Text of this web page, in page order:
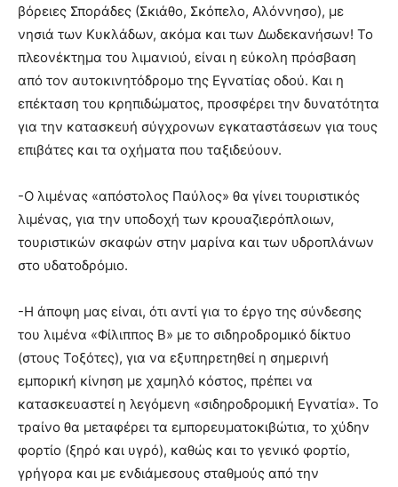
βόρειες Σποράδες (Σκιάθο, Σκόπελο, Αλόννησο), με
νησιά των Κυκλάδων, ακόμα και των Δωδεκανήσων! Το
πλεονέκτημα του λιμανιού, είναι η εύκολη πρόσβαση
από τον αυτοκινητόδρομο της Εγνατίας οδού. Και η
επέκταση του κρηπιδώματος, προσφέρει την δυνατότητα
για την κατασκευή σύγχρονων εγκαταστάσεων για τους
επιβάτες και τα οχήματα που ταξιδεύουν.
-Ο λιμένας «απόστολος Παύλος» θα γίνει τουριστικός
λιμένας, για την υποδοχή των κρουαζιερόπλοιων,
τουριστικών σκαφών στην μαρίνα και των υδροπλάνων
στο υδατοδρόμιο.
-Η άποψη μας είναι, ότι αντί για το έργο της σύνδεσης
του λιμένα «Φίλιππος Β» με το σιδηροδρομικό δίκτυο
(στους Τοξότες), για να εξυπηρετηθεί η σημερινή
εμπορική κίνηση με χαμηλό κόστος, πρέπει να
κατασκευαστεί η λεγόμενη «σιδηροδρομική Εγνατία». Το
τραίνο θα μεταφέρει τα εμπορευματοκιβώτια, το χύδην
φορτίο (ξηρό και υγρό), καθώς και το γενικό φορτίο,
γρήγορα και με ενδιάμεσους σταθμούς από την